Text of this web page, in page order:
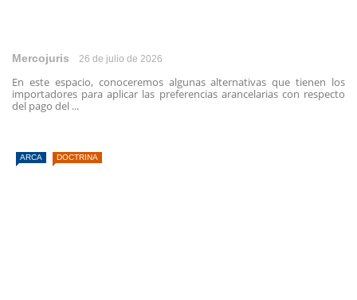
Mercojuris 26 de julio de 2026
En este espacio, conoceremos algunas alternativas que tienen los
importadores para aplicar las preferencias arancelarias con respecto
del pago del ...
ARCA DOCTRINA